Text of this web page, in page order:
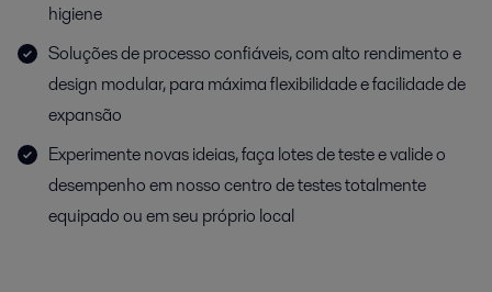
higiene
Soluções de processo confiáveis, com alto rendimento e
design modular, para máxima flexibilidade e facilidade de
expansão
Experimente novas ideias, faça lotes de teste e valide o
desempenho em nosso centro de testes totalmente
equipado ou em seu próprio local